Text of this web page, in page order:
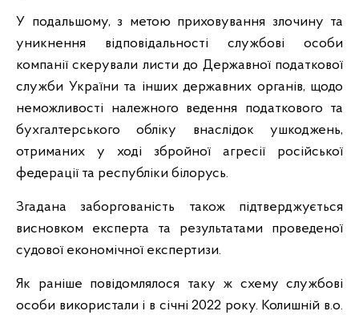
У подальшому, з метою приховування злочину та
уникнення відповідальності службові особи
компанії скерували листи до Державної податкової
служби України та інших державних органів, щодо
неможливості належного ведення податкового та
бухгалтерського обліку внаслідок ушкоджень,
отриманих у ході збройної агресії російської
федерації та республіки білорусь.
Згадана заборгованість також підтверджується
висновком експерта та результатами проведеної
судової економічної експертизи.
Як раніше повідомлялося таку ж схему службові
особи використали і в січні 2022 року. Колишній в.о.